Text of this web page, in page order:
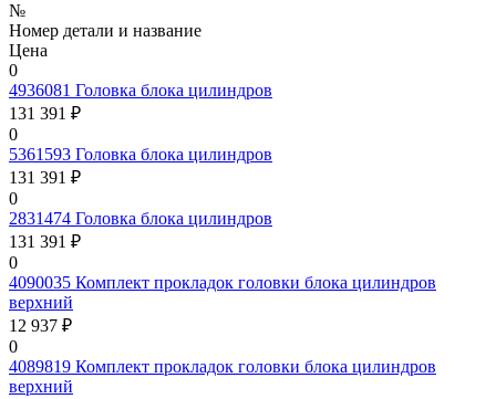
№
Номер детали и название
Цена
0
4936081 Головка блока цилиндров
131 391 ₽
0
5361593 Головка блока цилиндров
131 391 ₽
0
2831474 Головка блока цилиндров
131 391 ₽
0
4090035 Комплект прокладок головки блока цилиндров
верхний
12 937 ₽
0
4089819 Комплект прокладок головки блока цилиндров
верхний